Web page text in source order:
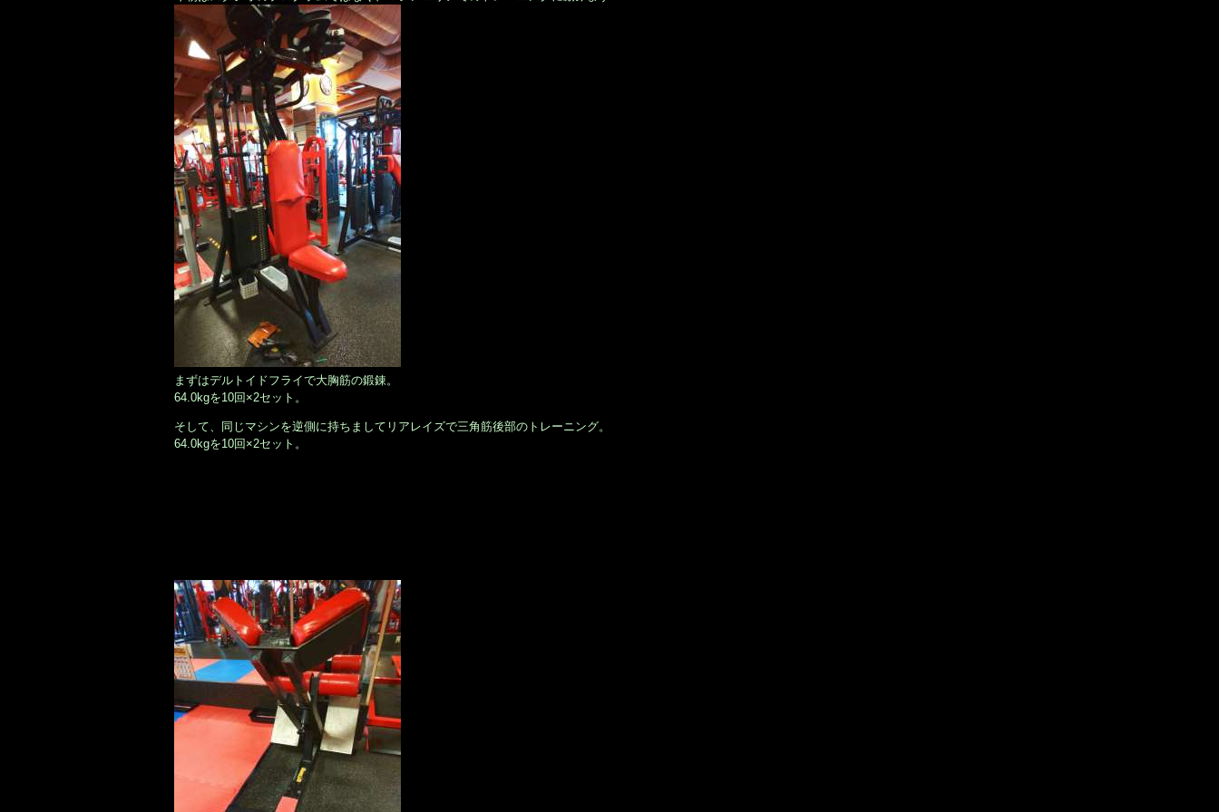
まずはデルトイドフライで大胸筋の鍛錬。
64.0kgを10回×2セット。
そして、同じマシンを逆側に持ちましてリアレイズで三角筋後部のトレーニング。
64.0kgを10回×2セット。